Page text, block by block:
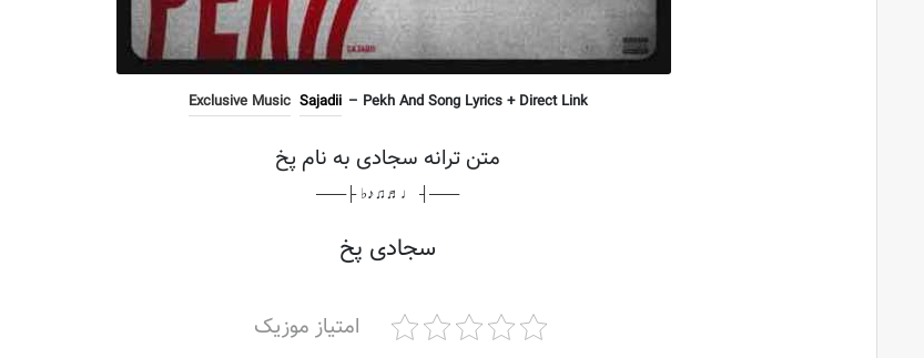
Exclusive Music Sajadii – Pekh And Song Lyrics + Direct Link
متن ترانه سجادی به نام پخ
───┤ ♩♬♫♪♭ ├───
سجادی پخ
امتیاز موزیک